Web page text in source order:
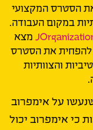
הסטרס המקצועי
במקום העבודה.
מצא
להפחית את הסטרס
והצוותיות
על אימפרוב
כי אימפרוב יכול